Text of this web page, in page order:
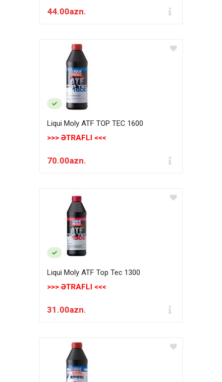
44.00azn.
Liqui Moly ATF TOP TEC 1600
>>> ƏTRAFLI <<<
70.00azn.
Liqui Moly ATF Top Tec 1300
>>> ƏTRAFLI <<<
31.00azn.